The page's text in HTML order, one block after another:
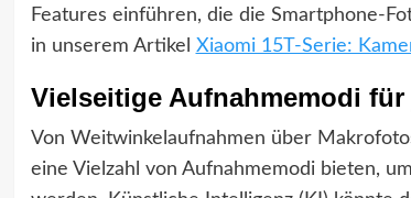
Features einführen, die die Smartphone-
in unserem Artikel Xiaomi 15T-Serie:
Vielseitige Aufnahmemodi
Von Weitwinkelaufnahmen über
eine Vielzahl von Aufnahmemodi bieten,